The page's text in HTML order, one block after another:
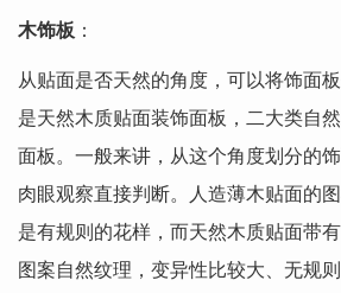
木饰板 ：
从贴面是否天然的角度，可以将饰面
是天然木质贴面装饰面板，二大类自
面板。一般来讲，从这个角度划分的
肉眼观察直接判断。人造薄木贴面的
是有规则的花样，而天然木质贴面带
图案自然纹理，变异性比较大、无规则